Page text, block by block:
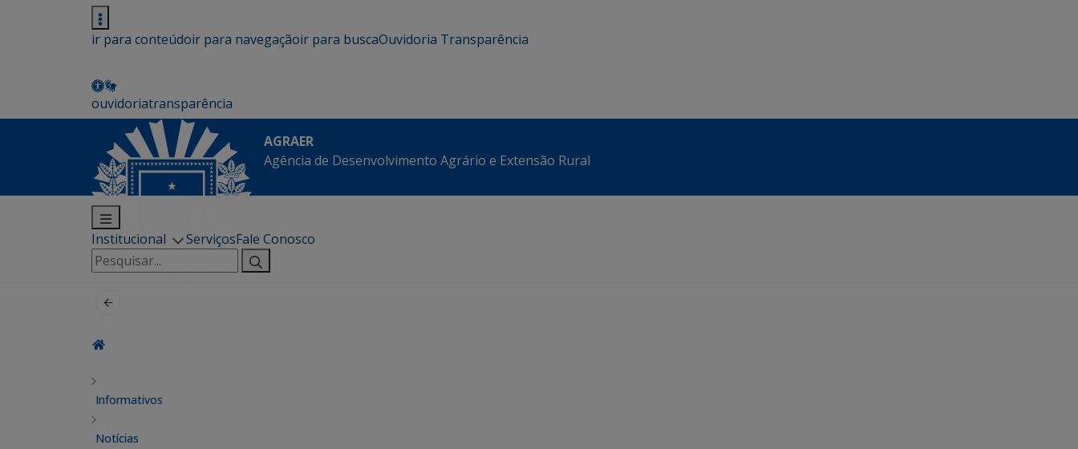
ir para conteúdoir para navegaçãoir para buscaOuvidoria Transparência
ouvidoriatransparência
AGRAER
Agência de Desenvolvimento Agrário e Extensão Rural
Institucional ServiçosFale Conosco
Pesquisar
por:
Informativos
Notícias